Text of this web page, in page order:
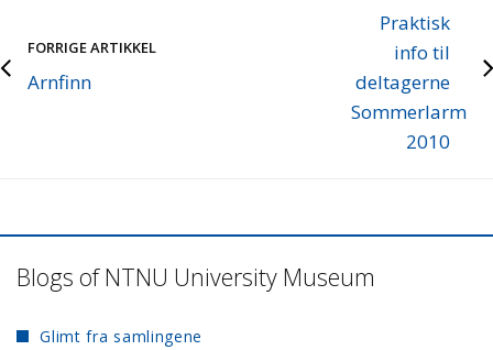
FORRIGE ARTIKKEL
Arnfinn
Praktisk
info til
deltagerne
Sommerlarm
2010
Blogs of NTNU University Museum
Glimt fra samlingene